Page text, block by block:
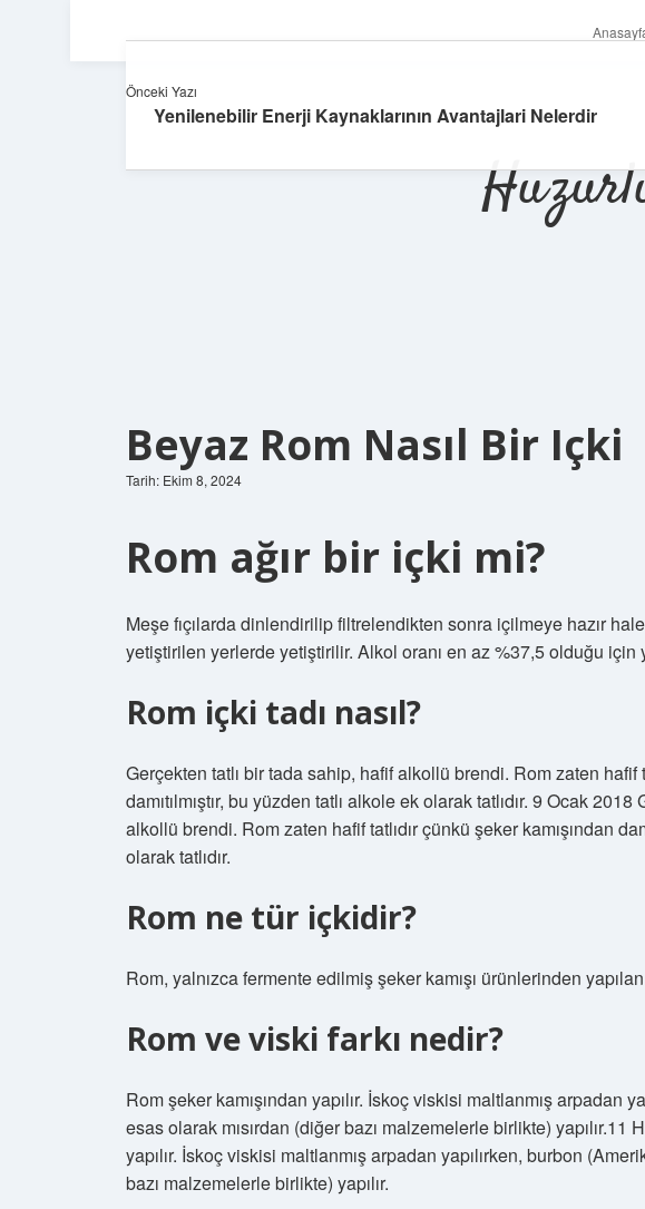
Beyaz Rom Nasıl Bir Içki
Tarih: Ekim 8, 2024
Rom ağır bir içki mi?
Meşe fıçılarda dinlendirilip filtrelendikten sonra içilmeye hazır
yetiştirilen yerlerde yetiştirilir. Alkol oranı en az %37,5 olduğu
Rom içki tadı nasıl?
Gerçekten tatlı bir tada sahip, hafif alkollü brendi. Rom zaten hafif
damıtılmıştır, bu yüzden tatlı alkole ek olarak tatlıdır. 9 Ocak
alkollü brendi. Rom zaten hafif tatlıdır çünkü şeker kamışından
olarak tatlıdır.
Rom ne tür içkidir?
Rom, yalnızca fermente edilmiş şeker kamışı ürünlerinden
Rom ve viski farkı nedir?
Rom şeker kamışından yapılır. İskoç viskisi maltlanmış arpadan
esas olarak mısırdan (diğer bazı malzemelerle birlikte) yapılır.11
yapılır. İskoç viskisi maltlanmış arpadan yapılırken, burbon
bazı malzemelerle birlikte) yapılır.
Önceki Yazı
Yenilenebilir Enerji Kaynaklarının Avantajlari Nelerdir